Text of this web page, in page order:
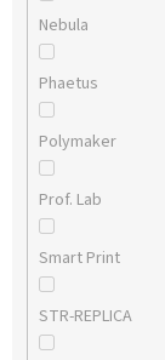
Nebula
Phaetus
Polymaker
Prof. Lab
Smart Print
STR-REPLICA